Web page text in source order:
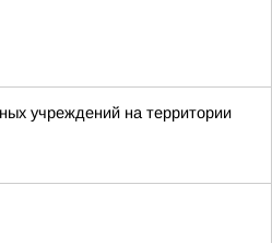
учреждений на территории